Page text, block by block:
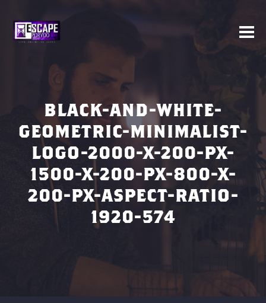
BLACK-AND-WHITE-
GEOMETRIC-MINIMALIST-
LOGO-2000-X-200-PX-
1500-X-200-PX-800-X-
200-PX-ASPECT-RATIO-
1920-574